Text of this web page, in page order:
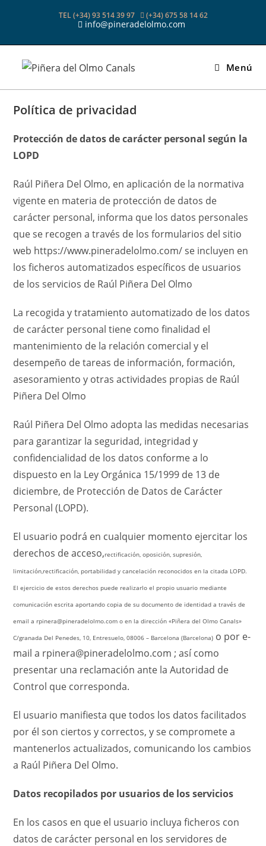
TEL (+34) 93 514 39 97 (+34) 675 58 14 62
info@pineradelolmo.com
Menú
Política de privacidad
Protección de datos de carácter personal según la
LOPD
Raúl Piñera Del Olmo, en aplicación de la normativa
vigente en materia de protección de datos de
carácter personal, informa que los datos personales
que se recogen a través de los formularios del sitio
web https://www.pineradelolmo.com/ se incluyen en
los ficheros automatizados específicos de usuarios
de los servicios de Raúl Piñera Del Olmo
La recogida y tratamiento automatizado de los datos
de carácter personal tiene como finalidad el
mantenimiento de la relación comercial y el
desempeño de tareas de información, formación,
asesoramiento y otras actividades propias de Raúl
Piñera Del Olmo
Raúl Piñera Del Olmo adopta las medidas necesarias
para garantizar la seguridad, integridad y
confidencialidad de los datos conforme a lo
dispuesto en la Ley Orgánica 15/1999 de 13 de
diciembre, de Protección de Datos de Carácter
Personal (LOPD).
El usuario podrá en cualquier momento ejercitar los
derechos de acceso,rectificación, oposición, supresión,
limitación,rectificación,portabilidady cancelación reconocidos en la citada LOPD.
El ejercicio de estos derechos puede realizarlo el propio usuario mediante
comunicación escrita aportando copia de su documento de identidad a través de
email a rpinera@pineradelolmo.com o en la dirección «Piñera del Olmo Canals»
C/granada Del Penedes, 10, Entresuelo, 08006 – Barcelona (Barcelona) o por e-
mail a rpinera@pineradelolmo.com ; así como
presentar una reclamación ante la Autoridad de
Control que corresponda.
El usuario manifiesta que todos los datos facilitados
por él son ciertos y correctos, y se compromete a
mantenerlos actualizados, comunicando los cambios
a Raúl Piñera Del Olmo.
Datos recopilados por usuarios de los servicios
En los casos en que el usuario incluya ficheros con
datos de carácter personal en los servidores de